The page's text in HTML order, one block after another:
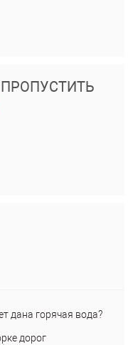
дана горячая вода?
дорог